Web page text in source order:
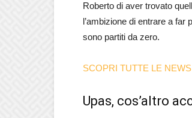
Roberto di aver trovato
l’ambizione di entrare a
sono partiti da zero.
SCOPRI TUTTE LE
Upas, cos’altro